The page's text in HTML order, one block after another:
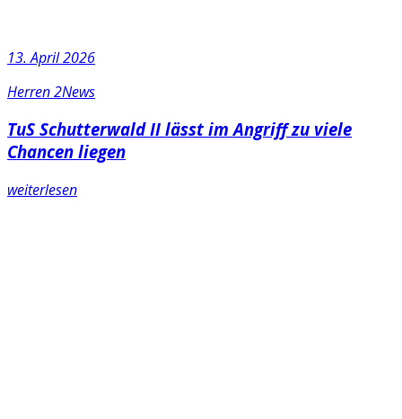
13. April 2026
Herren 2News
TuS Schutterwald II lässt im Angriff zu viele
Chancen liegen
weiterlesen